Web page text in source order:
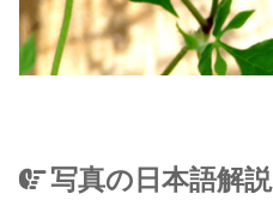
写真の日本語解説